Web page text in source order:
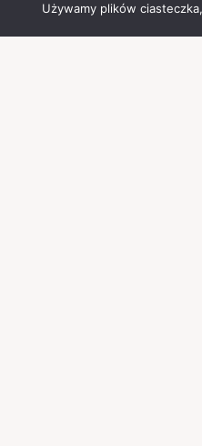
Używamy plików